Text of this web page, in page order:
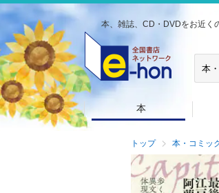
本、雑誌、CD・DVDをお近く
本
トップ 本・コミッ